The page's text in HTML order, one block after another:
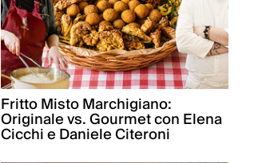
Fritto Misto Marchigiano:
Originale vs. Gourmet con Elena
Cicchi e Daniele Citeroni